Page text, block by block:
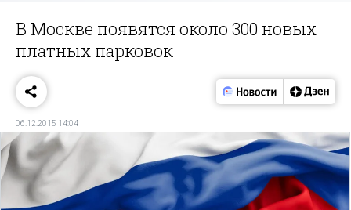
В Москве появятся около 300 новых
платных парковок
06.12.2015 14:04